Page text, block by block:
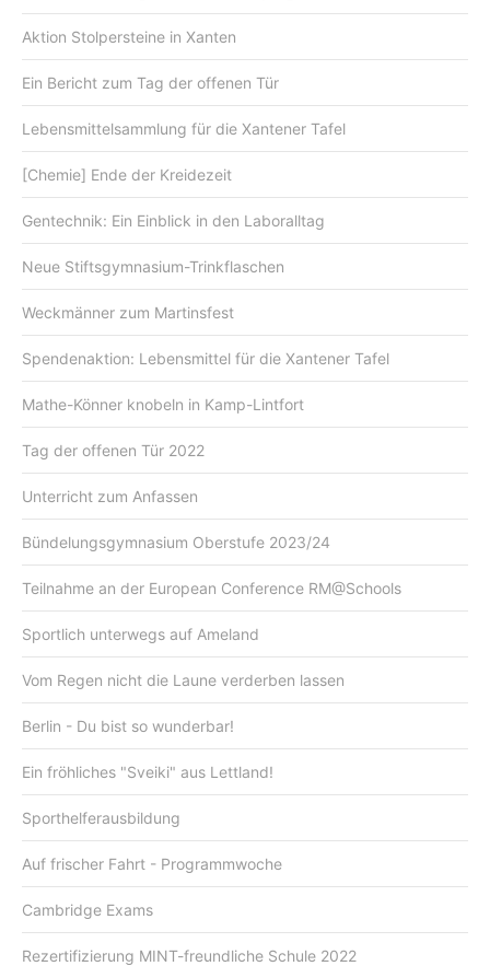
Aktion Stolpersteine in Xanten
Ein Bericht zum Tag der offenen Tür
Lebensmittelsammlung für die Xantener Tafel
[Chemie] Ende der Kreidezeit
Gentechnik: Ein Einblick in den Laboralltag
Neue Stiftsgymnasium-Trinkflaschen
Weckmänner zum Martinsfest
Spendenaktion: Lebensmittel für die Xantener Tafel
Mathe-Könner knobeln in Kamp-Lintfort
Tag der offenen Tür 2022
Unterricht zum Anfassen
Bündelungsgymnasium Oberstufe 2023/24
Teilnahme an der European Conference RM@Schools
Sportlich unterwegs auf Ameland
Vom Regen nicht die Laune verderben lassen
Berlin - Du bist so wunderbar!
Ein fröhliches "Sveiki" aus Lettland!
Sporthelferausbildung
Auf frischer Fahrt - Programmwoche
Cambridge Exams
Rezertifizierung MINT-freundliche Schule 2022